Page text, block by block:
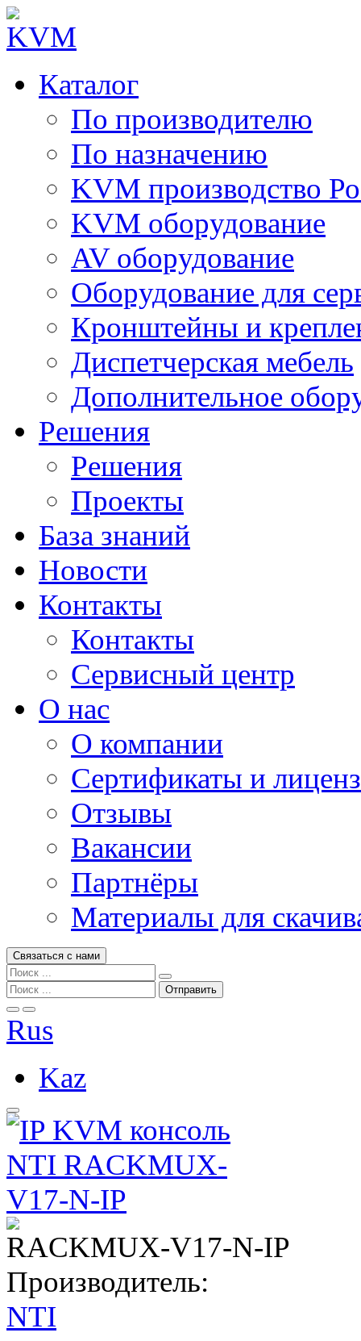
Каталог
По производителю
По назначению
KVM производство
KVM оборудование
AV оборудование
Оборудование для
Кронштейны и
Диспетчерская мебель
Дополнительное
Решения
Решения
Проекты
База знаний
Новости
Контакты
Контакты
Сервисный центр
О нас
О компании
Сертификаты и
Отзывы
Вакансии
Партнёры
Материалы для
Связаться с нами
Rus
Kaz
RACKMUX-V17-N-IP
Производитель:
NTI